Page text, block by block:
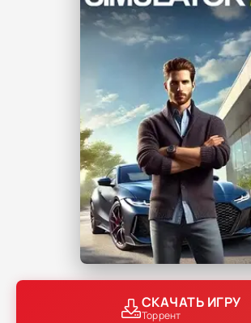
СКАЧАТЬ ИГРУ
Торрент